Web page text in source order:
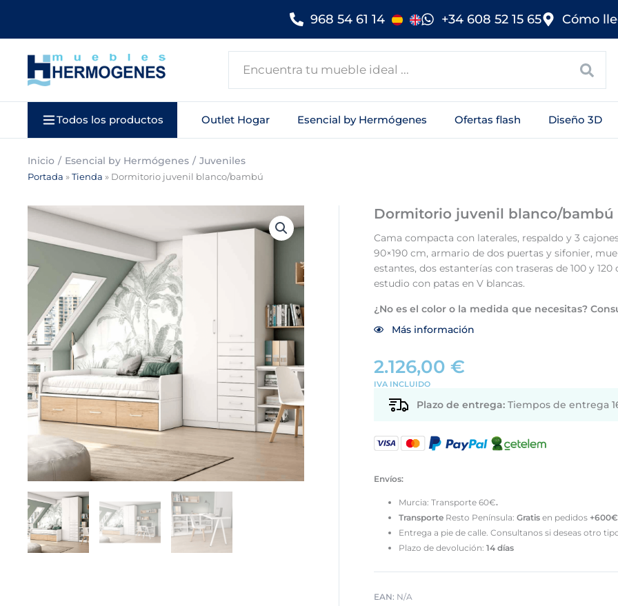
contenido
968 54 61 14 +34 608 52 15 65 Cómo
Todos los productos Outlet Hogar Esencial by Hermógenes Ofertas flash Diseño 3D
Inicio Esencial by Hermógenes Juveniles
Portada » Tienda » Dormitorio juvenil blanco/bambú
Dormitorio juvenil blanco/bambú
Cama compacta con laterales, respaldo y 3
90×190 cm, armario de dos puertas y sifonier,
estantes, dos estanterías con traseras de 100 y 120
estudio con patas en V blancas.
¿No es el color o la medida que necesitas?
Más información
2.126,00 €
IVA INCLUIDO
Plazo de entrega:Tiempos de entrega
Envíos:
Murcia: Transporte 60€.
Transporte Resto Península: Gratis en pedidos+600€
Entrega a pie de calle. Consultanos si deseas otro
Plazo de devolución: 14 días
EAN: N/A